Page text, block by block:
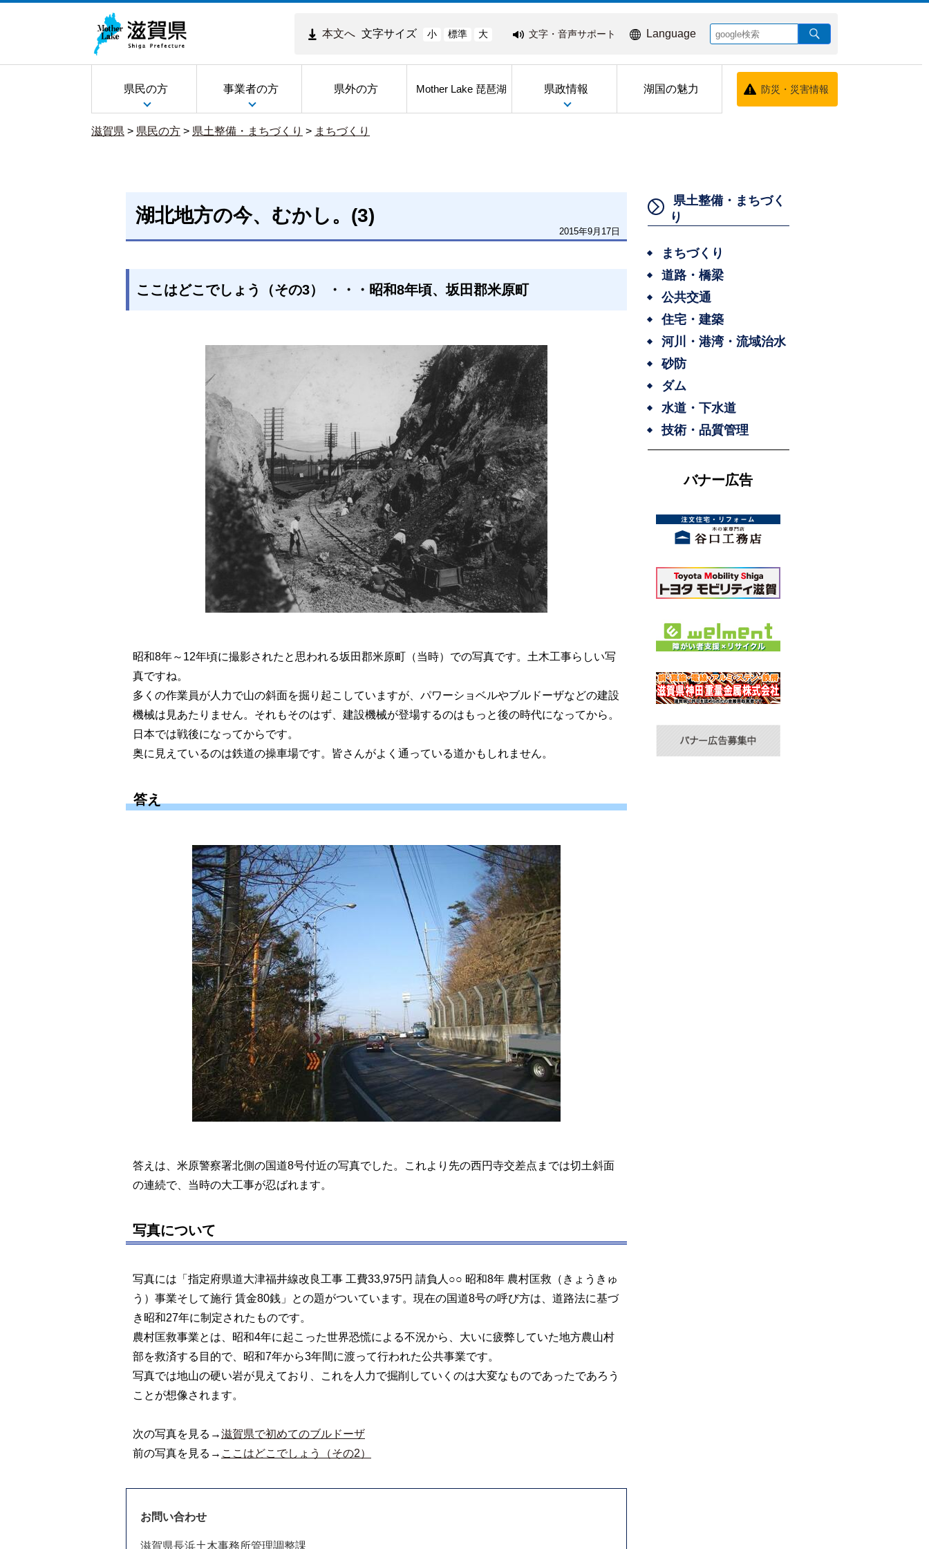
本文へ 文字サイズ 小 標準 大 文字・音声サポート Language
県民の方 事業者の方 県外の方 Mother Lake 琵琶湖 県政情報 湖国の魅力 防災・災害情報
滋賀県 > 県民の方 > 県土整備・まちづくり > まちづくり
湖北地方の今、むかし。(3)
2015年9月17日
ここはどこでしょう（その3） ・・・昭和8年頃、坂田郡米原町
昭和8年～12年頃に撮影されたと思われる坂田郡米原町（当時）での写真です。土木工事らしい写
真ですね。
多くの作業員が人力で山の斜面を掘り起こしていますが、パワーショベルやブルドーザなどの建設
機械は見あたりません。それもそのはず、建設機械が登場するのはもっと後の時代になってから。
日本では戦後になってからです。
奥に見えているのは鉄道の操車場です。皆さんがよく通っている道かもしれません。
答え
答えは、米原警察署北側の国道8号付近の写真でした。これより先の西円寺交差点までは切土斜面
の連続で、当時の大工事が忍ばれます。
写真について
写真には「指定府県道大津福井線改良工事 工費33,975円 請負人○○ 昭和8年 農村匡救（きょうきゅ
う）事業そして施行 賃金80銭」との題がついています。現在の国道8号の呼び方は、道路法に基づ
き昭和27年に制定されたものです。
農村匡救事業とは、昭和4年に起こった世界恐慌による不況から、大いに疲弊していた地方農山村
部を救済する目的で、昭和7年から3年間に渡って行われた公共事業です。
写真では地山の硬い岩が見えており、これを人力で掘削していくのは大変なものであったであろう
ことが想像されます。
次の写真を見る→滋賀県で初めてのブルドーザ
前の写真を見る→ ここはどこでしょう（その2）
お問い合わせ
滋賀県長浜土木事務所管理調整課
県土整備・まちづく
り
まちづくり
道路・橋梁
公共交通
住宅・建築
河川・港湾・流域治水
砂防
ダム
水道・下水道
技術・品質管理
バナー広告